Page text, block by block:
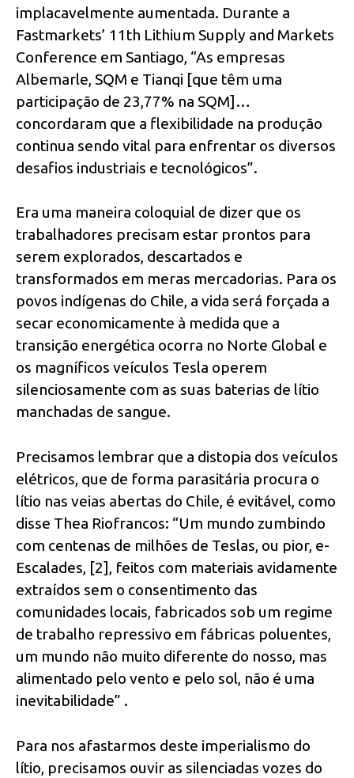
implacavelmente aumentada. Durante a
Fastmarkets’ 11th Lithium Supply and Markets
Conference em Santiago, “As empresas
Albemarle, SQM e Tianqi [que têm uma
participação de 23,77% na SQM]…
concordaram que a flexibilidade na produção
continua sendo vital para enfrentar os diversos
desafios industriais e tecnológicos”.
Era uma maneira coloquial de dizer que os
trabalhadores precisam estar prontos para
serem explorados, descartados e
transformados em meras mercadorias. Para os
povos indígenas do Chile, a vida será forçada a
secar economicamente à medida que a
transição energética ocorra no Norte Global e
os magníficos veículos Tesla operem
silenciosamente com as suas baterias de lítio
manchadas de sangue.
Precisamos lembrar que a distopia dos veículos
elétricos, que de forma parasitária procura o
lítio nas veias abertas do Chile, é evitável, como
disse Thea Riofrancos: “Um mundo zumbindo
com centenas de milhões de Teslas, ou pior, e-
Escalades, [2], feitos com materiais avidamente
extraídos sem o consentimento das
comunidades locais, fabricados sob um regime
de trabalho repressivo em fábricas poluentes,
um mundo não muito diferente do nosso, mas
alimentado pelo vento e pelo sol, não é uma
inevitabilidade” .
Para nos afastarmos deste imperialismo do
lítio, precisamos ouvir as silenciadas vozes do